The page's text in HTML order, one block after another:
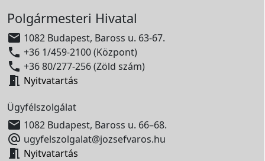
Polgármesteri Hivatal
 1082 Budapest, Baross u. 63-67.
 +36 1/459-2100 (Központ)
 +36 80/277-256 (Zöld szám)
 Nyitvatartás
Ügyfélszolgálat
 1082 Budapest, Baross u. 66–68.
 ugyfelszolgalat@jozsefvaros.hu
 Nyitvatartás